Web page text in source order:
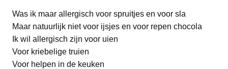
Was ik maar allergisch voor spruitjes en voor sla
Maar natuurlijk niet voor ijsjes en voor repen chocola
Ik wil allergisch zijn voor uien
Voor kriebelige truien
Voor helpen in de keuken